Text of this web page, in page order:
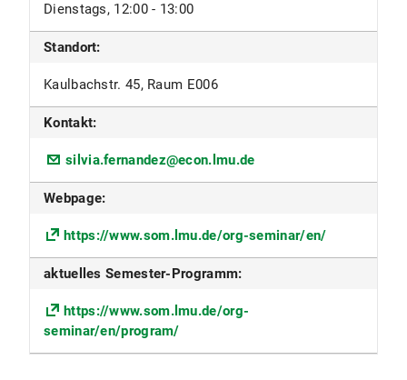
Dienstags, 12:00 - 13:00
Standort:
Kaulbachstr. 45, Raum E006
Kontakt:
silvia.fernandez@econ.lmu.de
Webpage:
https://www.som.lmu.de/org-seminar/en/
aktuelles Semester-Programm:
https://www.som.lmu.de/org-
seminar/en/program/